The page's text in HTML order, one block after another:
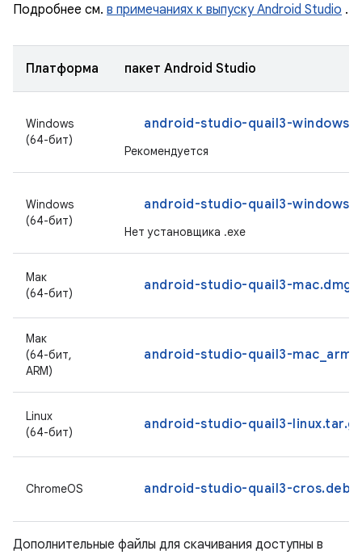
Подробнее см. в примечаниях к выпуску Android Studio .
Платформа пакет Android Studio
Windows
(64-бит)
android-studio-quail3-
Рекомендуется
Windows
(64-бит)
android-studio-quail3-
Нет установщика .exe
Мак
(64-бит)
android-studio-quail3-mac.dmg
Мак
(64-бит,
ARM)
android-studio-quail3-
Linux
(64-бит)
android-studio-quail3-
ChromeOS android-studio-quail3-cros.deb
Дополнительные файлы для скачивания доступны в